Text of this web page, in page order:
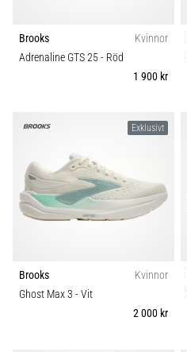
Brooks
Kvinnor
Adrenaline GTS 25- Röd
1 900 kr
Exklusivt
Brooks
Kvinnor
Ghost Max 3 - Vit
2 000 kr